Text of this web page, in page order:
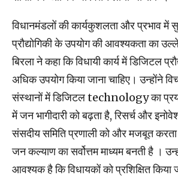
विधानमंडलों की कार्यकुशलता और प्रभाव में
प्रौद्योगिकी के उपयोग की आवश्यकता का
बिरला ने कहा कि विधायी कार्य में डिजिटल
अधिक उपयोग किया जाना चाहिए। उन्होंने
संस्थानों में डिजिटल technology का
में जन भागीदारी को बढ़ता है, रिसर्च और
संसदीय समिति प्रणाली को और मजबूत करता
जन कल्याण का सर्वोत्तम माध्यम बनती है ।
आवश्यक है कि विधायकों को प्रशिक्षित किया